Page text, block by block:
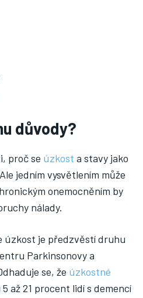
důvody?
proč se úzkost a stavy jako
jedním vysvětlením může
onemocněním by
nálady.
úzkost je předzvěstí druhu
Parkinsonovy a
se, že úzkostné
5 až 21 procent lidí s demencí